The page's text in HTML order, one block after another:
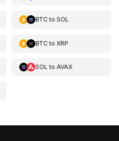
BTCto SOL
BTCto XRP
SOL to AVAX